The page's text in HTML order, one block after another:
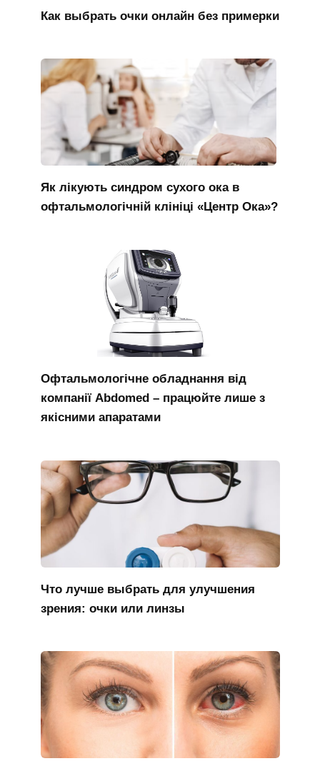
Как выбрать очки онлайн без примерки
Як лікують синдром сухого ока в
офтальмологічній клініці «Центр Ока»?
Офтальмологічне обладнання від
компанії Abdomed – працюйте лише з
якісними апаратами
Что лучше выбрать для улучшения
зрения: очки или линзы